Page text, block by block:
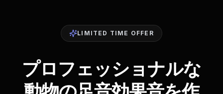
LIMITED TIME OFFER
プロフェッショナルな